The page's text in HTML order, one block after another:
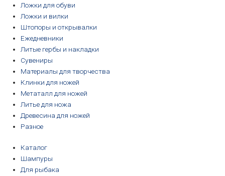
Ложки для обуви
Ложки и вилки
Штопоры и открывалки
Ежедневники
Литые гербы и накладки
Сувениры
Материалы для творчества
Клинки для ножей
Метаталл для ножей
Литье для ножа
Древесина для ножей
Разное
Каталог
Шампуры
Для рыбака